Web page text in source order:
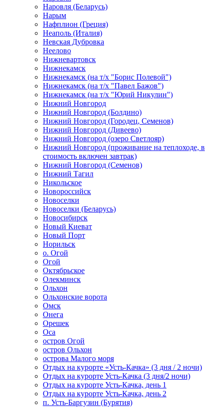
Наровля (Беларусь)
Нарым
Нафплион (Греция)
Неаполь (Италия)
Невская Дубровка
Неелово
Нижневартовск
Нижнекамск
Нижнекамск (на т/х "Борис Полевой")
Нижнекамск (на т/х "Павел Бажов")
Нижнекамск (на т/х "Юрий Никулин")
Нижний Новгород
Нижний Новгород (Болдино)
Нижний Новгород (Городец, Семенов)
Нижний Новгород (Дивеево)
Нижний Новгород (озеро Светлояр)
Нижний Новгород (проживание на теплоходе, в
стоимость включен завтрак)
Нижний Новгород (Семенов)
Нижний Тагил
Никольское
Новороссийск
Новоселки
Новоселки (Беларусь)
Новосибирск
Новый Киеват
Новый Порт
Норильск
о. Огой
Огой
Октябрьское
Олекминск
Ольхон
Ольхонские ворота
Омск
Онега
Орешек
Оса
остров Огой
остров Ольхон
острова Малого моря
Отдых на курорте «Усть-Качка» (3 дня / 2 ночи)
Отдых на курорте Усть-Качка (3 дня/2 ночи)
Отдых на курорте Усть-Качка, день 1
Отдых на курорте Усть-Качка, день 2
п. Усть-Баргузин (Бурятия)